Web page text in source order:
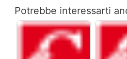
Potrebbe interessarti